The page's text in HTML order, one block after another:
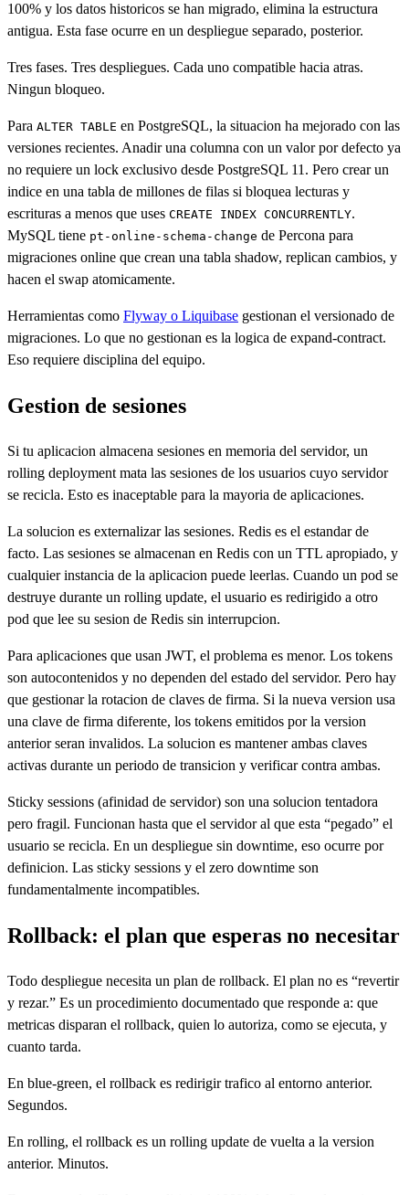
100% y los datos historicos se han migrado, elimina la estructura
antigua. Esta fase ocurre en un despliegue separado, posterior.
Tres fases. Tres despliegues. Cada uno compatible hacia atras.
Ningun bloqueo.
Para ALTER TABLE en PostgreSQL, la situacion ha mejorado con las
versiones recientes. Anadir una columna con un valor por defecto ya
no requiere un lock exclusivo desde PostgreSQL 11. Pero crear un
indice en una tabla de millones de filas si bloquea lecturas y
escrituras a menos que uses CREATE INDEX CONCURRENTLY.
MySQL tiene pt-online-schema-change de Percona para
migraciones online que crean una tabla shadow, replican cambios, y
hacen el swap atomicamente.
Herramientas como Flyway o Liquibase gestionan el versionado de
migraciones. Lo que no gestionan es la logica de expand-contract.
Eso requiere disciplina del equipo.
Gestion de sesiones
Si tu aplicacion almacena sesiones en memoria del servidor, un
rolling deployment mata las sesiones de los usuarios cuyo servidor
se recicla. Esto es inaceptable para la mayoria de aplicaciones.
La solucion es externalizar las sesiones. Redis es el estandar de
facto. Las sesiones se almacenan en Redis con un TTL apropiado, y
cualquier instancia de la aplicacion puede leerlas. Cuando un pod se
destruye durante un rolling update, el usuario es redirigido a otro
pod que lee su sesion de Redis sin interrupcion.
Para aplicaciones que usan JWT, el problema es menor. Los tokens
son autocontenidos y no dependen del estado del servidor. Pero hay
que gestionar la rotacion de claves de firma. Si la nueva version usa
una clave de firma diferente, los tokens emitidos por la version
anterior seran invalidos. La solucion es mantener ambas claves
activas durante un periodo de transicion y verificar contra ambas.
Sticky sessions (afinidad de servidor) son una solucion tentadora
pero fragil. Funcionan hasta que el servidor al que esta “pegado” el
usuario se recicla. En un despliegue sin downtime, eso ocurre por
definicion. Las sticky sessions y el zero downtime son
fundamentalmente incompatibles.
Rollback: el plan que esperas no necesitar
Todo despliegue necesita un plan de rollback. El plan no es “revertir
y rezar.” Es un procedimiento documentado que responde a: que
metricas disparan el rollback, quien lo autoriza, como se ejecuta, y
cuanto tarda.
En blue-green, el rollback es redirigir trafico al entorno anterior.
Segundos.
En rolling, el rollback es un rolling update de vuelta a la version
anterior. Minutos.